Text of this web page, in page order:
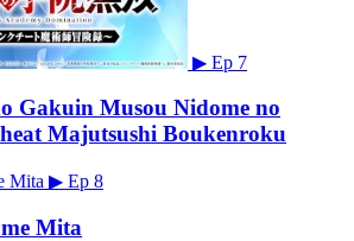
▶ Ep 7
Gakuin Musou Nidome no
Majutsushi Boukenroku
▶ Ep 8
Mita